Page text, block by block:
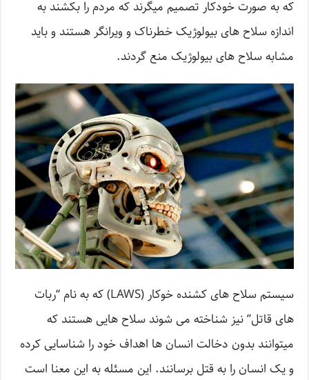
که به صورت خودکار تصمیم میگرند که مردم را بکشند به
اندازه سلاح های بیولوژیک خطرناک و ویرانگر هستند و باید
مشابه سلاح های بیولوژیک منع گردند.
سیستم سلاح های کشنده خوکار (LAWS) که به نام “ربات
های قاتل” نیز شناخته می شوند سلاح هایی هستند که
میتوانند بدون دخالت انسان ها اهداف خود را شناسایی کرده
و یک انسان را به قتل برسانند. این مسئله به این معنا است